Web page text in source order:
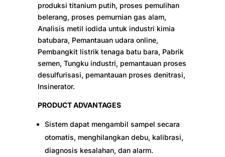
produksi titanium putih, proses pemulihan
belerang, proses pemurnian gas alam,
Analisis metil iodida untuk industri kimia
batubara, Pemantauan udara online,
Pembangkit listrik tenaga batu bara, Pabrik
semen, Tungku industri, pemantauan proses
desulfurisasi, pemantauan proses denitrasi,
Insinerator.
PRODUCT ADVANTAGES
Sistem dapat mengambil sampel secara
otomatis, menghilangkan debu, kalibrasi,
diagnosis kesalahan, dan alarm.